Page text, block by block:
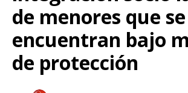
de menores que se
encuentran bajo
de protección